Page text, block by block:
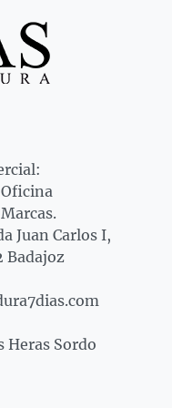
Juan Carlos I,
Badajoz
Heras Sordo